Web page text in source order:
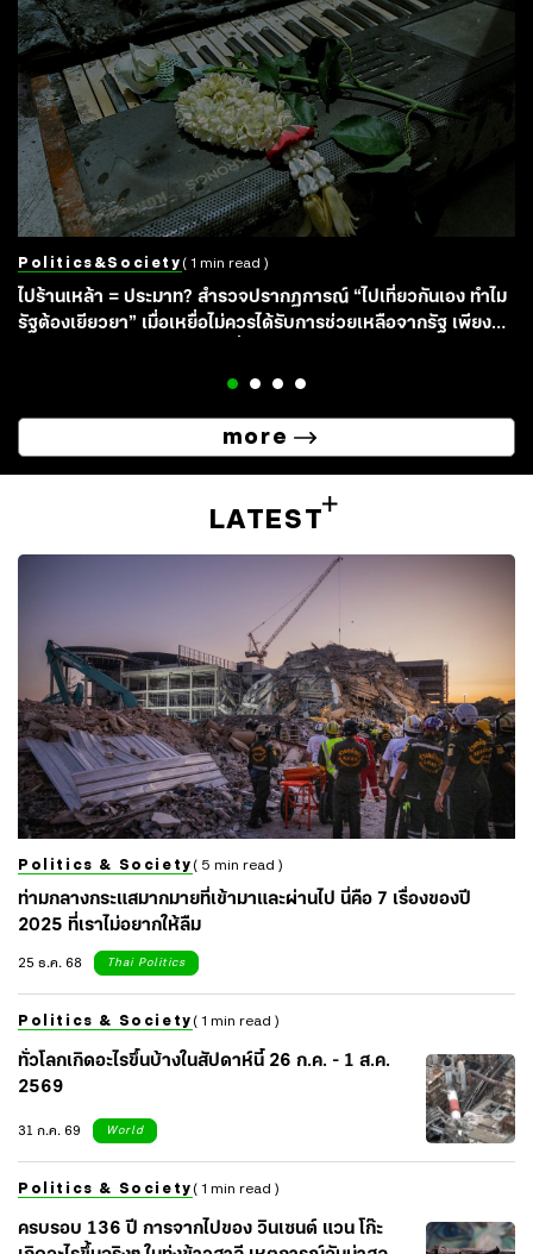
Politics&society ( 1 min read )
ไปร้านเหล้า = ประมาท? สำรวจปรากฏการณ์ “ไปเที่ยวกันเอง ทำไม
รัฐต้องเยียวยา” เมื่อเหยื่อไม่ควรได้รับการช่วยเหลือจากรัฐ เพียง
more
LATEST
Politics & Society ( 5 min read )
ท่ามกลางกระแสมากมายที่เข้ามาและผ่านไป นี่คือ 7 เรื่องของปี
2025 ที่เราไม่อยากให้ลืม
25 ธ.ค. 68
Thai Politics
Politics & Society ( 1 min read )
ทั่วโลกเกิดอะไรขึ้นบ้างในสัปดาห์นี้ 26 ก.ค. - 1 ส.ค.
2569
31 ก.ค. 69
World
Politics & Society ( 1 min read )
ครบรอบ 136 ปี การจากไปของ วินเซนต์ แวน โก๊ะ